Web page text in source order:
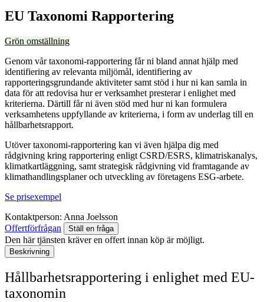
EU Taxonomi Rapportering
Grön omställning
Genom vår taxonomi-rapportering får ni bland annat hjälp med
identifiering av relevanta miljömål, identifiering av
rapporteringsgrundande aktiviteter samt stöd i hur ni kan samla in
data för att redovisa hur er verksamhet presterar i enlighet med
kriterierna. Därtill får ni även stöd med hur ni kan formulera
verksamhetens uppfyllande av kriterierna, i form av underlag till en
hållbarhetsrapport.
Utöver taxonomi-rapportering kan vi även hjälpa dig med
rådgivning kring rapportering enligt CSRD/ESRS, klimatriskanalys,
klimatkartläggning, samt strategisk rådgivning vid framtagande av
klimathandlingsplaner och utveckling av företagens ESG-arbete.
Se prisexempel
Kontaktperson: Anna Joelsson
Offertförfrågan
Ställ en fråga
Den här tjänsten kräver en offert innan köp är möjligt.
Beskrivning
Hållbarhetsrapportering i enlighet med EU-
taxonomin